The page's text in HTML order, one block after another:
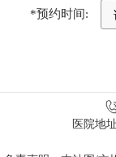
*预约时间:
医院地